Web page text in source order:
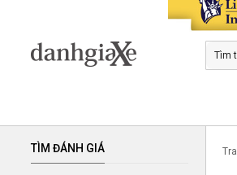
Tìm
TÌM ĐÁNH GIÁ